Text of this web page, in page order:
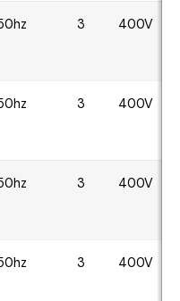
3 400V
3 400V
3 400V
3 400V